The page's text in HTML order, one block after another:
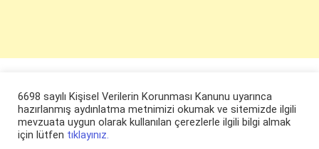
6698 sayılı Kişisel Verilerin Korunması Kanunu uyarınca
hazırlanmış aydınlatma metnimizi okumak ve sitemizde ilgili
mevzuata uygun olarak kullanılan çerezlerle ilgili bilgi almak
için lütfen tıklayınız.